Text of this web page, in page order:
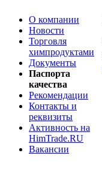
О компании
Новости
Торговля
химпродуктами
Документы
Паспорта
качества
Рекомендации
Контакты и
реквизиты
Активность на
HimTrade.RU
Вакансии